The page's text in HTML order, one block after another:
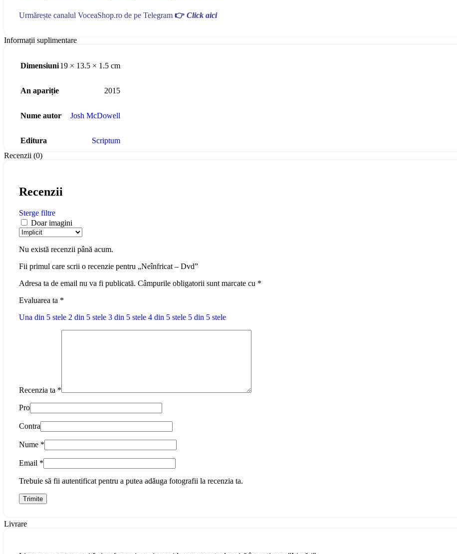
Urmărește canalul VoceaShop.ro de pe Telegram 👉 Click aici
Informații suplimentare
Dimensiuni19 × 13.5 × 1.5 cm
An apariție 2015
Nume autor Josh McDowell
Editura
Scriptum
Recenzii (0)
Recenzii
Sterge filtre
Doar imagini
Nu există recenzii până acum.
Fii primul care scrii o recenzie pentru „Neînfricat – Dvd”
Adresa ta de email nu va fi publicată. Câmpurile obligatorii sunt marcate cu *
Evaluarea ta *
Una din 5 stele 2 din 5 stele 3 din 5 stele 4 din 5 stele 5 din 5 stele
Recenzia ta *
Pro
Contra
Nume *
Email *
Trebuie să fii autentificat pentru a putea adăuga fotografii la recenzia ta.
Livrare